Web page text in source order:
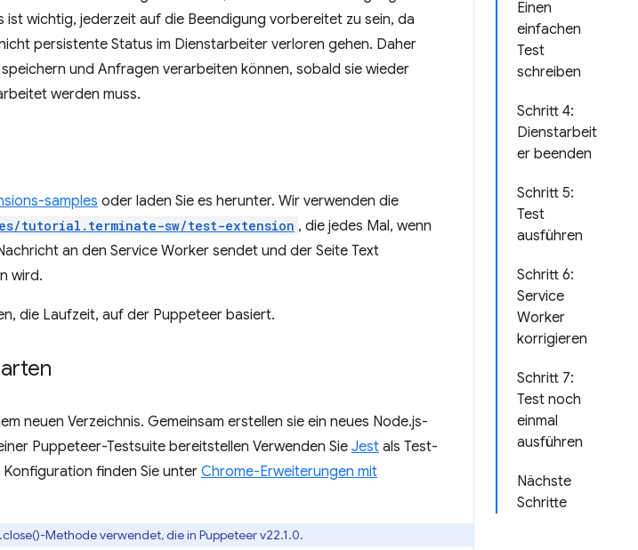
Einen
einfachen
Test
schreiben
Schritt 4:
Dienstarbeit
er beenden
Schritt 5:
Test
ausführen
Schritt 6:
Service
Worker
korrigieren
Schritt 7:
Test noch
einmal
ausführen
Nächste
Schritte
wichtig, jederzeit auf die Beendigung vorbereitet zu sein, da
persistente Status im Dienstarbeiter verloren gehen. Daher
und Anfragen verarbeiten können, sobald sie wieder
werden muss.
samples oder laden Sie es herunter. Wir verwenden die
tutorial.terminate-sw/test-extension , die jedes Mal, wenn
an den Service Worker sendet und der Seite Text
wird.
die Laufzeit, auf der Puppeteer basiert.
neuen Verzeichnis. Gemeinsam erstellen sie ein neues Node.js-
Puppeteer-Testsuite bereitstellen Verwenden Sie Jest als Test-
finden Sie unter Chrome-Erweiterungen mit
Methode verwendet, die in Puppeteer v22.1.0.